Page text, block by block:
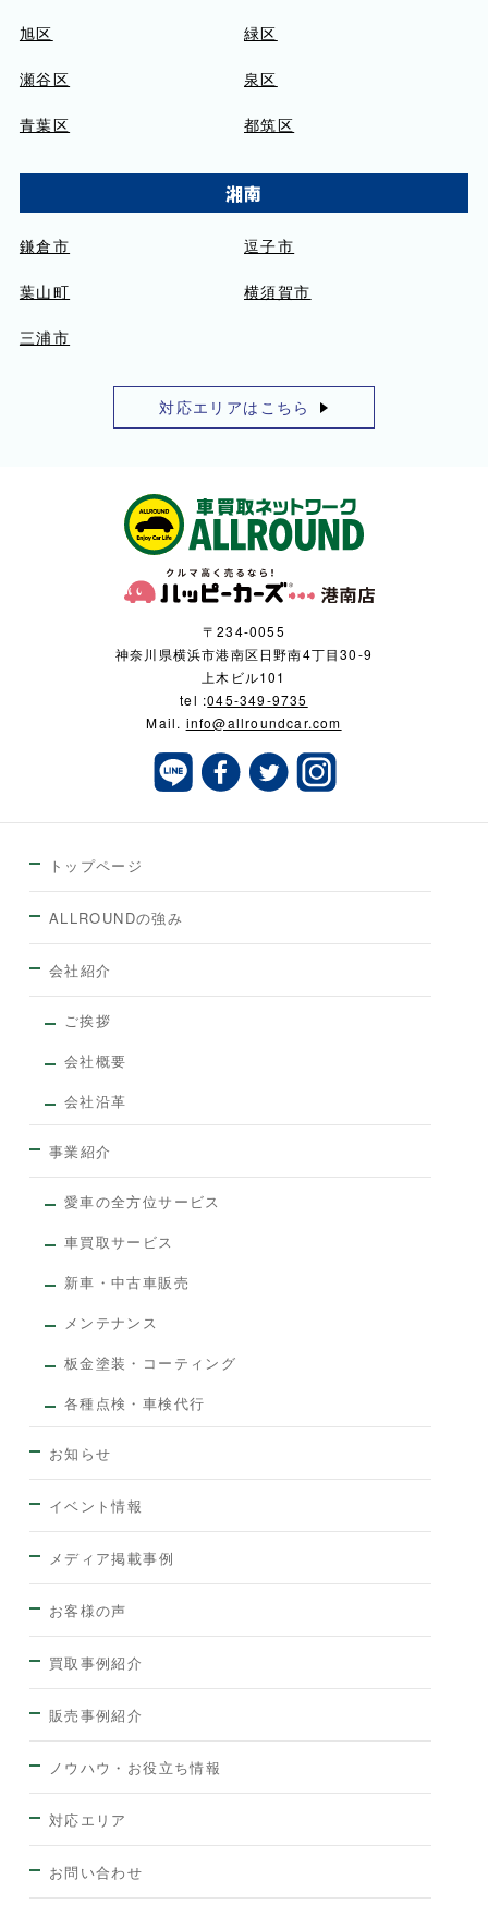
旭区 緑区
瀬谷区 泉区
青葉区 都筑区
湘南
鎌倉市 逗子市
葉山町 横須賀市
三浦市
対応エリアはこちら
〒234-0055
神奈川県横浜市港南区日野南4丁目30-9
上木ビル101
tel :045-349-9735
Mail. info@allroundcar.com
トップページ
ALLROUNDの強み
会社紹介
ご挨拶
会社概要
会社沿革
事業紹介
愛車の全方位サービス
車買取サービス
新車・中古車販売
メンテナンス
板金塗装・コーティング
各種点検・車検代行
お知らせ
イベント情報
メディア掲載事例
お客様の声
買取事例紹介
販売事例紹介
ノウハウ・お役立ち情報
対応エリア
お問い合わせ